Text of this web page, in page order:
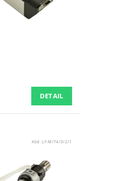
DETAIL
Kód:LF-M/74/3/2/1